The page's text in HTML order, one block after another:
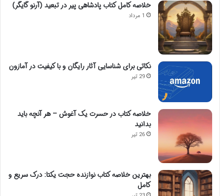
خلاصه کامل کتاب پادشاهی پیر در تبعید (آرنو گایگر)
1 مرداد
نکاتی برای شناسایی آثار رایگان و با کیفیت در آمازون
29 تیر
خلاصه کتاب در حسرت یک آغوش – هر آنچه باید
بدانید
26 تیر
بهترین خلاصه کتاب نوازنده حجت یکتا: درک سریع و
کامل